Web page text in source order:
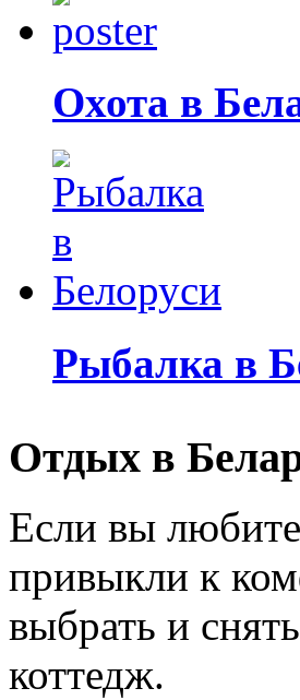
Охота в
Рыбалка в
Отдых в
Если вы
привыкли к
выбрать и
коттедж.